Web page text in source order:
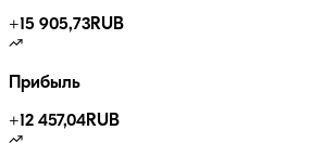
+15 905,73RUB
Прибыль
+12 457,04RUB